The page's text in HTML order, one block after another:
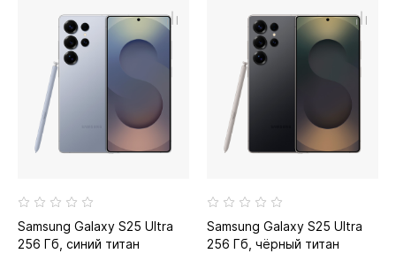
Samsung Galaxy S25 Ultra
256 Гб, синий титан
Samsung Galaxy S25 Ultra
256 Гб, чёрный титан